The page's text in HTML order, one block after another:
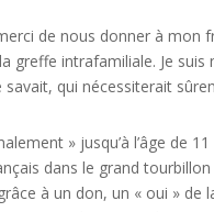
de nous donner à mon
greffe intrafamiliale. Je suis
savait, qui nécessiterait
» jusqu’à l’âge
dans le grand
à un don, un « oui » de